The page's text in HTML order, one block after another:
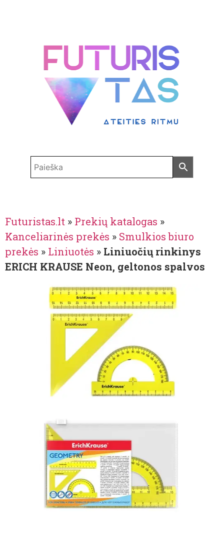
Futuristas.lt » Prekių katalogas »
Kanceliarinės prekės » Smulkios biuro
prekės » Liniuotės » Liniuočių rinkinys
ERICH KRAUSE Neon, geltonos spalvos